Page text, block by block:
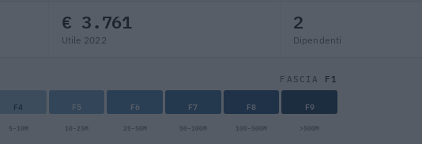
€ 3.761
Utile 2022
2
Dipendenti
FASCIA F1
F4 F5 F6 F7 F8 F9
5-10M 10-25M 25-50M 50-100M 100-500M >500M